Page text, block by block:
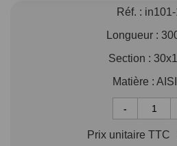
Réf. :
Longueur :
Section :
Matière :
-
Prix unitaire TTC